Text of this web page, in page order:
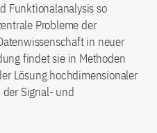
Funktionalanalysis so
Probleme der
in neuer
findet sie in Methoden
Lösung hochdimensionaler
Signal- und